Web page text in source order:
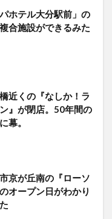
パホテル大分駅前」の
合施設ができるみた
近くの『なしか！ラ
』が閉店。50年間の
幕。
京が丘南の『ローソ
オープン日がわかり